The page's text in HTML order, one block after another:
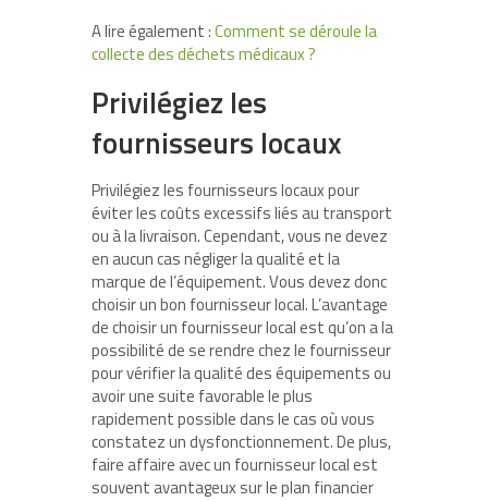
A lire également :Comment se déroule la
collecte des déchets médicaux ?
Privilégiez les
fournisseurs locaux
Privilégiez les fournisseurs locaux pour
éviter les coûts excessifs liés au transport
ou à la livraison. Cependant, vous ne devez
en aucun cas négliger la qualité et la
marque de l’équipement. Vous devez donc
choisir un bon fournisseur local. L’avantage
de choisir un fournisseur local est qu’on a la
possibilité de se rendre chez le fournisseur
pour vérifier la qualité des équipements ou
avoir une suite favorable le plus
rapidement possible dans le cas où vous
constatez un dysfonctionnement. De plus,
faire affaire avec un fournisseur local est
souvent avantageux sur le plan financier